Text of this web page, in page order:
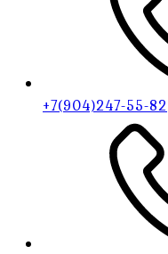
+7(904)247-55-82